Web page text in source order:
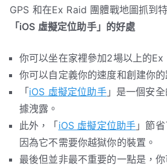
GPS 和在Ex Raid 團體戰地圖抓到
「iOS 虛擬定位助手」的好處
你可以坐在家裡參加2場以上的Ex
你可以自定義你的速度和創建你的
「 iOS 虛擬定位助手」是一個安
據洩露。
此外，「 iOS 虛擬定位助手 」節
因為它不需要你越獄你的裝置。
最後但並非最不重要的一點是，